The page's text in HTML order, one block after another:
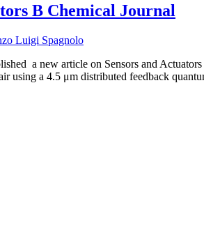
B Chemical Journal
Luigi Spagnolo
a new article on Sensors and
using a 4.5 μm distributed feedback